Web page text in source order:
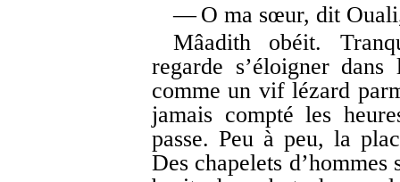
— O ma sœur, dit
Mâadith obéit.
regarde s’éloigner
comme un vif lézard
jamais compté les
passe. Peu à peu, la
Des chapelets